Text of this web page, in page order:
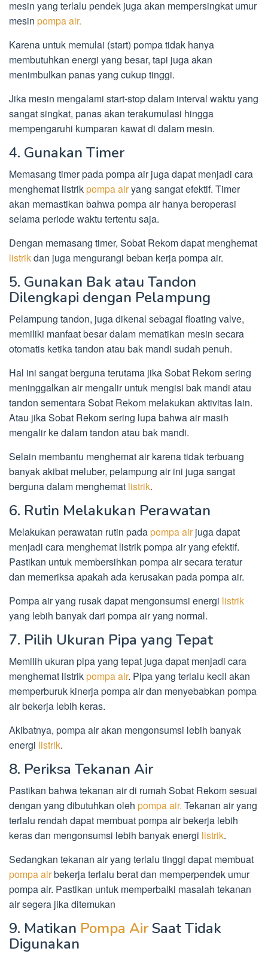
mesin yang terlalu pendek juga akan mempersingkat umur
mesin pompa air.
Karena untuk memulai (start) pompa tidak hanya
membutuhkan energi yang besar, tapi juga akan
menimbulkan panas yang cukup tinggi.
Jika mesin mengalami start-stop dalam interval waktu yang
sangat singkat, panas akan terakumulasi hingga
mempengaruhi kumparan kawat di dalam mesin.
4. Gunakan Timer
Memasang timer pada pompa air juga dapat menjadi cara
menghemat listrikpompa airyang sangat efektif. Timer
akan memastikan bahwa pompa air hanya beroperasi
selama periode waktu tertentu saja.
Dengan memasang timer, Sobat Rekom dapat menghemat
listrikdan juga mengurangi beban kerja pompa air.
5. Gunakan Bak atau Tandon
Dilengkapi dengan Pelampung
Pelampung tandon, juga dikenal sebagai floating valve,
memiliki manfaat besar dalam mematikan mesin secara
otomatis ketika tandon atau bak mandi sudah penuh.
Hal ini sangat berguna terutama jika Sobat Rekom sering
meninggalkan air mengalir untuk mengisi bak mandi atau
tandon sementara Sobat Rekom melakukan aktivitas lain.
Atau jika Sobat Rekom sering lupa bahwa air masih
mengalir ke dalam tandon atau bak mandi.
Selain membantu menghemat air karena tidak terbuang
banyak akibat meluber, pelampung air ini juga sangat
berguna dalam menghemat listrik.
6. Rutin Melakukan Perawatan
Melakukan perawatan rutin padapompa airjuga dapat
menjadi cara menghemat listrik pompa air yang efektif.
Pastikan untuk membersihkan pompa air secara teratur
dan memeriksa apakah ada kerusakan pada pompa air.
Pompa air yang rusak dapat mengonsumsi energi listrik
yang lebih banyak dari pompa air yang normal.
7. Pilih Ukuran Pipa yang Tepat
Memilih ukuran pipa yang tepat juga dapat menjadi cara
menghemat listrikpompa air. Pipa yang terlalu kecil akan
memperburuk kinerja pompa air dan menyebabkan pompa
air bekerja lebih keras.
Akibatnya, pompa air akan mengonsumsi lebih banyak
energi listrik.
8. Periksa Tekanan Air
Pastikan bahwa tekanan air di rumah Sobat Rekom sesuai
dengan yang dibutuhkan oleh pompa air. Tekanan air yang
terlalu rendah dapat membuat pompa air bekerja lebih
keras dan mengonsumsi lebih banyak energi listrik.
Sedangkan tekanan air yang terlalu tinggi dapat membuat
pompa airbekerja terlalu berat dan memperpendek umur
pompa air. Pastikan untuk memperbaiki masalah tekanan
air segera jika ditemukan
9. Matikan Pompa AirSaat Tidak
Digunakan